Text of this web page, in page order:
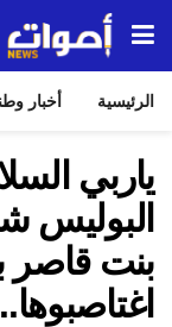
الرئيسية أخبار
ياربي
بنت قاصر
اغتاصبوها..